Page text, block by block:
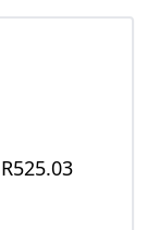
R525.03